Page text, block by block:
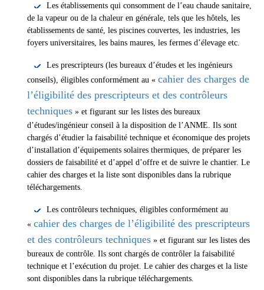
Les établissements qui consomment de l’eau chaude sanitaire,
de la vapeur ou de la chaleur en générale, tels que les hôtels, les
établissements de santé, les piscines couvertes, les industries, les
foyers universitaires, les bains maures, les fermes d’élevage etc.
Les prescripteurs (les bureaux d’études et les ingénieurs
conseils), éligibles conformément au « cahier des charges de
l’éligibilité des prescripteurs et des contrôleurs
techniques » et figurant sur les listes des bureaux
d’études/ingénieur conseil à la disposition de l’ANME. Ils sont
chargés d’étudier la faisabilité technique et économique des projets
d’installation d’équipements solaires thermiques, de préparer les
dossiers de faisabilité et d’appel d’offre et de suivre le chantier. Le
cahier des charges et la liste sont disponibles dans la rubrique
téléchargements.
Les contrôleurs techniques, éligibles conformément au
« cahier des charges de l’éligibilité des prescripteurs
et des contrôleurs techniques » et figurant sur les listes des
bureaux de contrôle. Ils sont chargés de contrôler la faisabilité
technique et l’exécution du projet. Le cahier des charges et la liste
sont disponibles dans la rubrique téléchargements.